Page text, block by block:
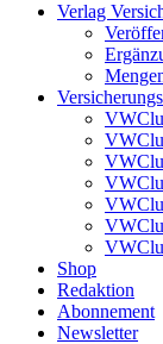
Verlag
Shop
Redaktion
Abonnement
Newsletter